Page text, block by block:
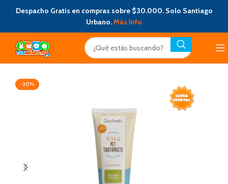
Despacho Gratis en compras sobre $30.000. Solo Santiago
Urbano.Más Info
-30%